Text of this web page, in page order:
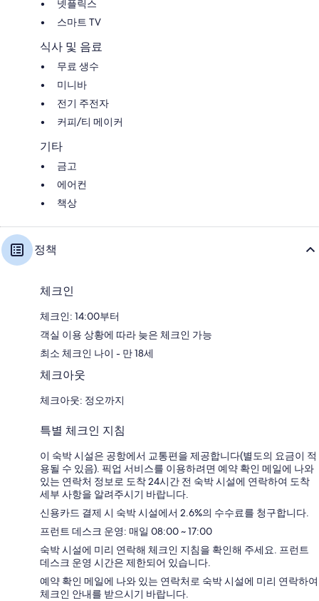
넷플릭스
스마트 TV
식사 및 음료
무료 생수
미니바
전기 주전자
커피/티 메이커
기타
금고
에어컨
책상
정책
체크인
체크인: 14:00부터
객실 이용 상황에 따라 늦은 체크인 가능
최소 체크인 나이 - 만 18세
체크아웃
체크아웃: 정오까지
특별 체크인 지침
이 숙박 시설은 공항에서 교통편을 제공합니다(별도의 요금이 적
용될 수 있음). 픽업 서비스를 이용하려면 예약 확인 메일에 나와
있는 연락처 정보로 도착 24시간 전 숙박 시설에 연락하여 도착
세부 사항을 알려주시기 바랍니다.
신용카드 결제 시 숙박 시설에서 2.6%의 수수료를 청구합니다.
프런트 데스크 운영: 매일 08:00 ~ 17:00
숙박 시설에 미리 연락해 체크인 지침을 확인해 주세요. 프런트
데스크 운영 시간은 제한되어 있습니다.
예약 확인 메일에 나와 있는 연락처로 숙박 시설에 미리 연락하여
체크인 안내를 받으시기 바랍니다.